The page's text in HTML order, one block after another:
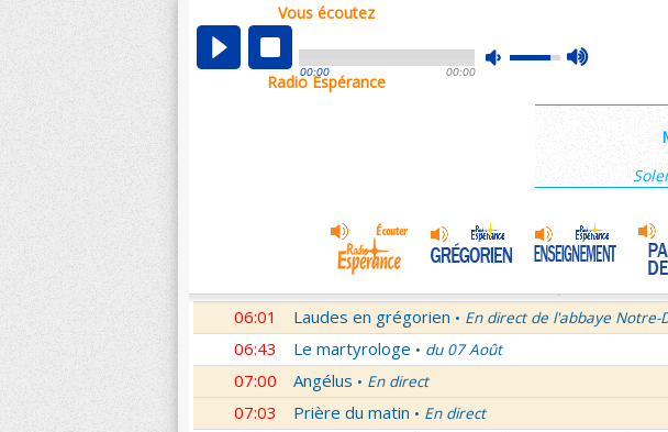
Vous écoutez
mute
max
00:00 00:00
Radio Espérance
00:04
01:03 Sentinelles de la foi • Lettres de Saint François de
01:32 10 minutes avec Jésus
18e semaine du Temps
En direct avec le Père Denis
Lettre aux Galates
Si tu savais le don de Dieu La Transfiguration
En Toi nos sources • Paul et le Judaïsme 05
La théologie afirmative
06:01 Laudes en grégorien • En direct de l'abbaye Notre-
06:43 Le martyrologe • du 07 Août
07:00 Angélus • En direct
07:03 Prière du matin • En direct